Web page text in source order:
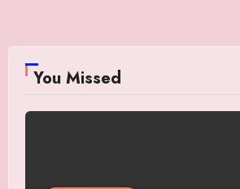
You Missed